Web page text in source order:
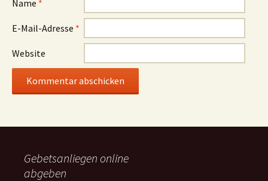
Name *
E-Mail-Adresse *
Website
Gebetsanliegen online
abgeben